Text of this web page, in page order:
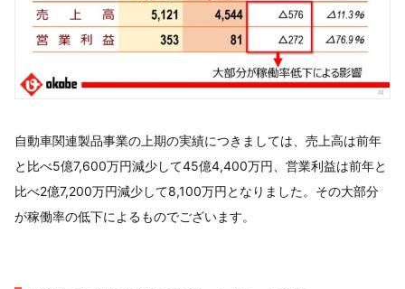
自動車関連製品事業の上期の実績につきましては、売上高は前年
と比べ5億7,600万円減少して45億4,400万円、営業利益は前年と
比べ2億7,200万円減少して8,100万円となりました。その大部分
が稼働率の低下によるものでございます。